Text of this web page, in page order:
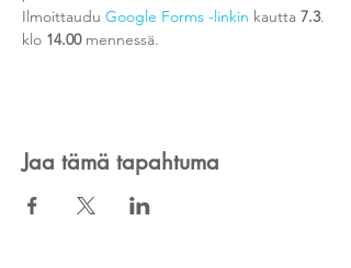
Ilmoittaudu Google Forms -linkin kautta 7.3.
klo 14.00 mennessä.
Jaa tämä tapahtuma